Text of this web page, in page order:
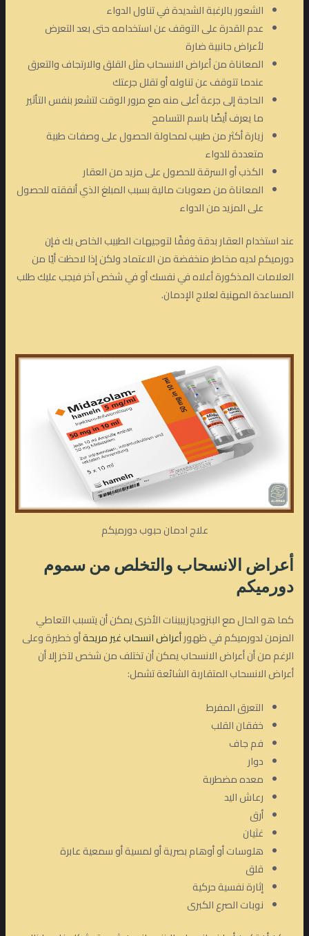
الشعور بالرغبة الشديدة في تناول الدواء
عدم القدرة على التوقف عن استخدامه حتى بعد التعرض
لأعراض جانبية ضارة
المعاناة من أعراض الانسحاب مثل القلق والارتجاف والتعرق
عندما تتوقف عن تناوله أو تقلل جرعتك
الحاجة إلى جرعة أعلى منه مع مرور الوقت لتشعر بنفس التأثير
ما يعرف أيضًا باسم التسامح
زيارة أكثر من طبيب لمحاولة الحصول على وصفات طبية
متعددة للدواء
الكذب أو السرقة للحصول على مزيد من العقار
المعاناة من صعوبات مالية بسبب المبلغ الذي أنفقته للحصول
على المزيد من الدواء
عند استخدام العقار بدقة وفقًا لتوجيهات الطبيب الخاص بك فإن
دورميكم لديه مخاطر منخفضة من الاعتماد ولكن إذا لاحظت أيًا من
العلامات المذكورة أعلاه في نفسك أو في شخص آخر فيجب عليك طلب
المساعدة المهنية لعلاج الإدمان.
علاج ادمان حبوب دورميكم
أعراض الانسحاب والتخلص من سموم
دورميكم
كما هو الحال مع البنزوديازيبينات الأخرى يمكن أن يتسبب التعاطي
المزمن لدورميكم في ظهورأعراض انسحاب غير مريحةأو خطيرة وعلى
الرغم من أن أعراض الانسحاب يمكن أن تختلف من شخص لآخر إلا أن
أعراض الانسحاب المتقاربة الشائعة تشمل:
التعرق المفرط
خفقان القلب
فم جاف
دوار
معده مضطربة
رعاش اليد
أرق
غثيان
هلوسات أو أوهام بصرية أو لمسية أو سمعية عابرة
قلق
إثارة نفسية حركية
نوبات الصرع الكبرى